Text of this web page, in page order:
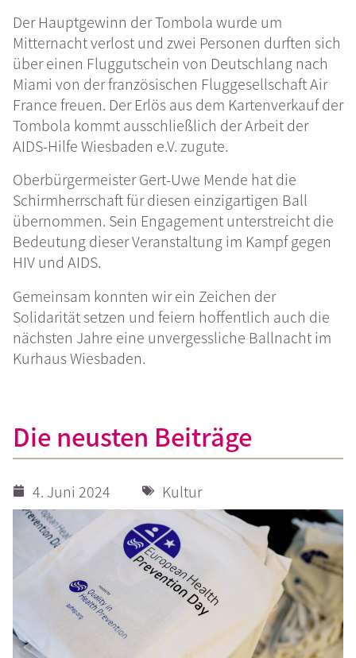
Der Hauptgewinn der Tombola wurde um
Mitternacht verlost und zwei Personen durften sich
über einen Fluggutschein von Deutschlang nach
Miami von der französischen Fluggesellschaft Air
France freuen. Der Erlös aus dem Kartenverkauf der
Tombola kommt ausschließlich der Arbeit der
AIDS-Hilfe Wiesbaden e.V. zugute.
Oberbürgermeister Gert-Uwe Mende hat die
Schirmherrschaft für diesen einzigartigen Ball
übernommen. Sein Engagement unterstreicht die
Bedeutung dieser Veranstaltung im Kampf gegen
HIV und AIDS.
Gemeinsam konnten wir ein Zeichen der
Solidarität setzen und feiern hoffentlich auch die
nächsten Jahre eine unvergessliche Ballnacht im
Kurhaus Wiesbaden.
Die neusten Beiträge
4. Juni 2024 Kultur